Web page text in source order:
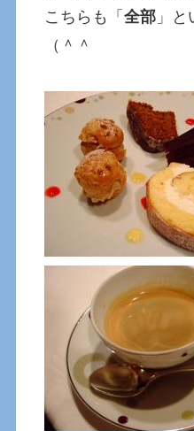
こちらも「全部 」
（＾＾